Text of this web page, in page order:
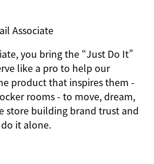
Associate
you bring the “Just Do It”
like a pro to help our
product that inspires them -
rooms - to move, dream,
store building brand trust and
it alone.